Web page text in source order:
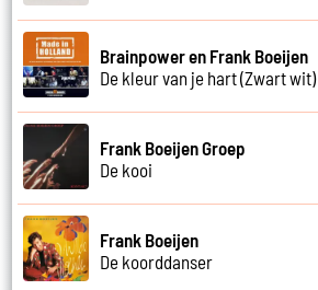
Brainpower en Frank Boeijen
De kleur van je hart (Zwart wit)
Frank Boeijen Groep
De kooi
Frank Boeijen
De koorddanser